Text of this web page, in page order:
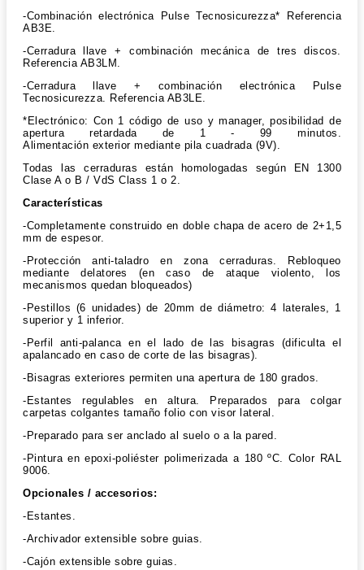
-Combinación electrónica Pulse Tecnosicurezza* Referencia
AB3E.
-Cerradura llave + combinación mecánica de tres discos.
Referencia AB3LM.
-Cerradura llave + combinación electrónica Pulse
Tecnosicurezza. Referencia AB3LE.
*Electrónico: Con 1 código de uso y manager, posibilidad de
apertura retardada de 1 - 99 minutos.
Alimentación exterior mediante pila cuadrada (9V).
Todas las cerraduras están homologadas según EN 1300
Clase A o B / VdS Class 1 o 2.
Características
-Completamente construido en doble chapa de acero de 2+1,5
mm de espesor.
-Protección anti-taladro en zona cerraduras. Rebloqueo
mediante delatores (en caso de ataque violento, los
mecanismos quedan bloqueados)
-Pestillos (6 unidades) de 20mm de diámetro: 4 laterales, 1
superior y 1 inferior.
-Perfil anti-palanca en el lado de las bisagras (dificulta el
apalancado en caso de corte de las bisagras).
-Bisagras exteriores permiten una apertura de 180 grados.
-Estantes regulables en altura. Preparados para colgar
carpetas colgantes tamaño folio con visor lateral.
-Preparado para ser anclado al suelo o a la pared.
-Pintura en epoxi-poliéster polimerizada a 180 ºC. Color RAL
9006.
Opcionales / accesorios:
-Estantes.
-Archivador extensible sobre guias.
-Cajón extensible sobre guias.